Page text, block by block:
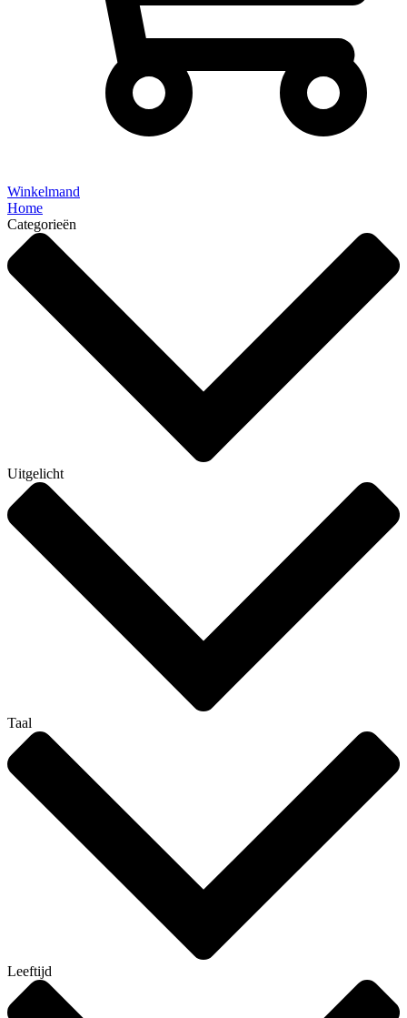
Winkelmand
Home
Categorieën
Uitgelicht
Taal
Leeftijd